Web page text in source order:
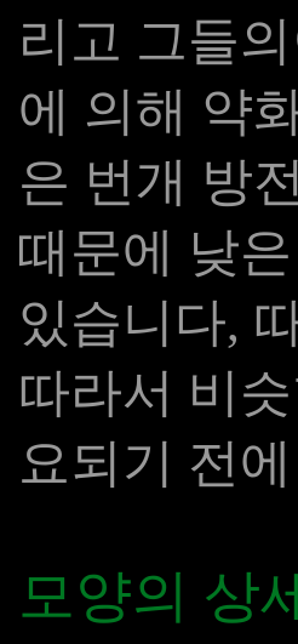
리고 그들
에 의해 약
은 번개 방
때문에 낮
있습니다,
따라서 비
요되기 전
모양의 상